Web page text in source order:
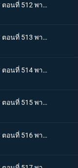
One piece วันพีช ตอนที่ 512 พากย์ไทย จงไปถึงพรรคพวก!! ข่าวใหญ่ที่ดังไปทั่วโลก
One piece วันพีช ตอนที่ 513 พากย์ไทย เหล่าโจรสลัดเคลื่อนไหว!!! นิวเวิลด์เริ่มสั่นสะเทือน!
One piece วันพีช ตอนที่ 514 พากย์ไทย เอาชีวิตรอดจากขุมนรก!!! การดวลที่เดิมพันด้วยความเป็นชายของซันจิ
One piece วันพีช ตอนที่ 515 พากย์ไทย ต้องเก่งยิ่งขึ้นไปอีก!! คำสาบานของโซโลต่อกัปตัน!
One piece วันพีช ตอนที่ 516 พากย์ไทย ลูฟี่เริ่มฝึกวิชา! ไปยังสถานที่แห่งสัญญาใน 2 ปีให้หลัง